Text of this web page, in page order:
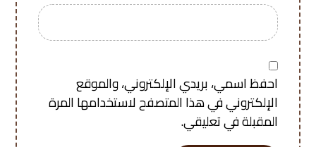
احفظ اسمي، بريدي الإلكتروني، والموقع
الإلكتروني في هذا المتصفح لاستخدامها المرة
المقبلة في تعليقي.